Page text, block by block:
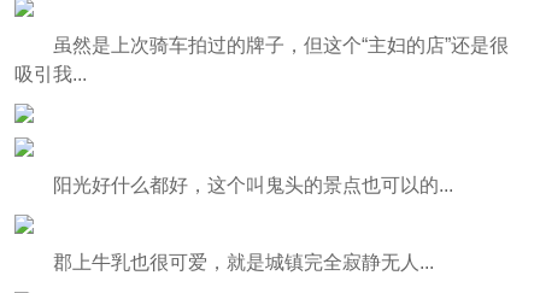
虽然是上次骑车拍过的牌子，但这个“主妇的店”还是很
吸引我...
阳光好什么都好，这个叫鬼头的景点也可以的...
郡上牛乳也很可爱，就是城镇完全寂静无人...